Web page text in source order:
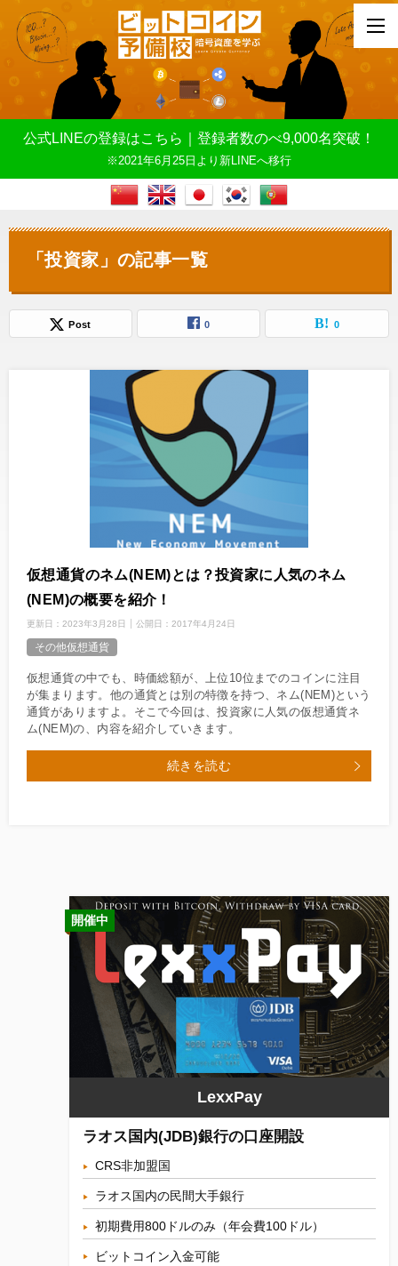
公式LINEの登録はこちら｜登録者数のべ9,000名突破！
※2021年6月25日より新LINEへ移行
「投資家」の記事一覧
Post 0 0
仮想通貨のネム(NEM)とは？投資家に人気のネム
(NEM)の概要を紹介！
更新日： 2023年3月28日 公開日： 2017年4月24日
その他仮想通貨
仮想通貨の中でも、時価総額が、上位10位までのコインに注目
が集まります。他の通貨とは別の特徴を持つ、ネム(NEM)という
通貨がありますよ。そこで今回は、投資家に人気の仮想通貨ネ
ム(NEM)の、内容を紹介していきます。
続きを読む
開催中
LexxPay
ラオス国内(JDB)銀行の口座開設
CRS非加盟国
ラオス国内の民間大手銀行
初期費用800ドルのみ（年会費100ドル）
ビットコイン入金可能